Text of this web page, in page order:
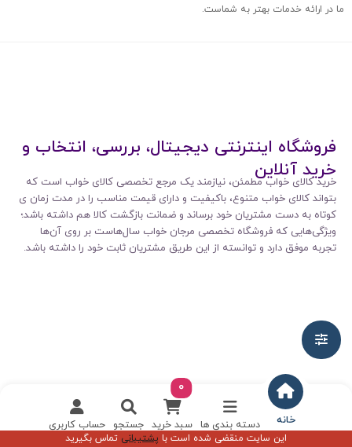
این سایت منقضی شده است با پشتیبانی تماس بگیرید
خانه دسته بندی ها
0
سبد خرید جستجو حساب کاربری
ما در ارائه خدمات بهتر به شماست.
فروشگاه اینترنتی دیجیتال، بررسی، انتخاب و
خرید آنلاین
خرید کالای خواب مطمئن، نیازمند یک مرجع تخصصی کالای خواب است که
بتواند کالای خواب متنوع، باکیفیت و دارای قیمت مناسب را در مدت زمان ی
کوتاه به دست مشتریان خود برساند و ضمانت بازگشت کالا هم داشته باشد؛
ویژگی‌هایی که فروشگاه تخصصی مرجان خواب سال‌هاست بر روی آن‌ها
تجربه موفق دارد و توانسته از این طریق مشتریان ثابت خود را داشته باشد.